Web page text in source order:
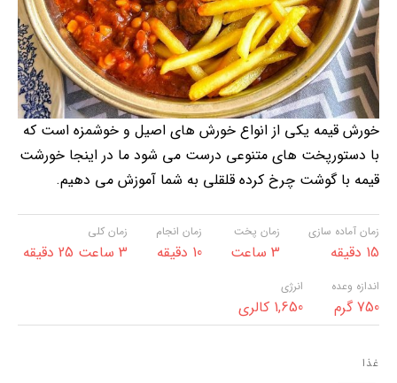
خورش قیمه یکی از انواع خورش های اصیل و خوشمزه است که
با دستورپخت های متنوعی درست می شود ما در اینجا خورشت
قیمه با گوشت چرخ کرده قلقلی به شما آموزش می دهیم.
زمان آماده سازی
15 دقیقه
زمان پخت
3 ساعت
زمان انجام
10 دقیقه
زمان کلی
3 ساعت 25 دقیقه
اندازه وعده
750 گرم
انرژی
1,650 کالری
غذا